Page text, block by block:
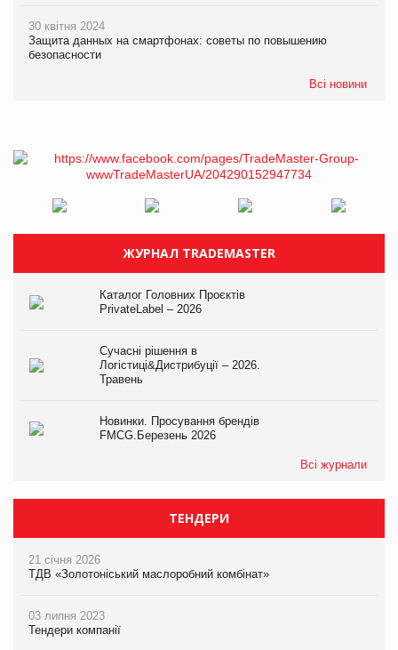
30 квітня 2024
Защита данных на смартфонах: советы по повышению
безопасности
Всі новини
ЖУРНАЛ TRADEMASTER
Каталог Головних Проєктів
PrivateLabel – 2026
Сучасні рішення в
Логістиці&Дистрибуції – 2026.
Травень
Новинки. Просування брендів
FMCG.Березень 2026
Всі журнали
ТЕНДЕРИ
21 січня 2026
ТДВ «Золотоніський маслоробний комбінат»
03 липня 2023
Тендери компанії